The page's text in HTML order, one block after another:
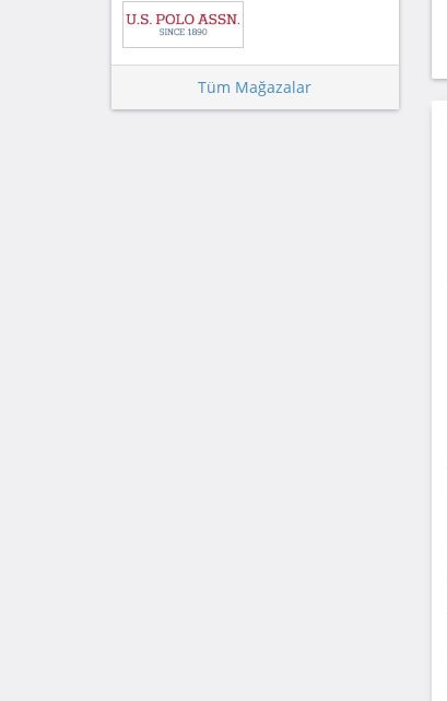
Tüm Mağazalar